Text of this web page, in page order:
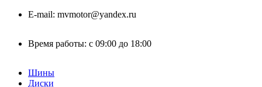
E-mail: mvmotor@yandex.ru
Время работы: с 09:00 до 18:00
Шины
Диски